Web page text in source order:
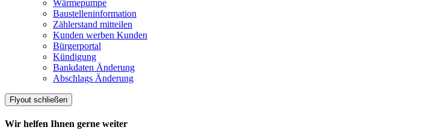
Wärmepumpe
Baustelleninformation
Zählerstand mitteilen
Kunden werben Kunden
Bürgerportal
Kündigung
Bankdaten Änderung
Abschlags Änderung
Flyout schließen
Wir helfen Ihnen gerne weiter